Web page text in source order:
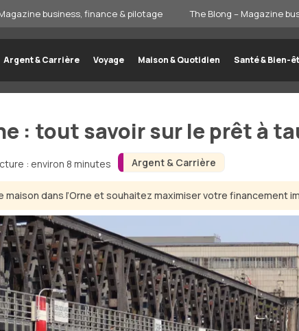
business, finance & pilotage The Blong – Magazine
Argent & Carrière Voyage Maison & Quotidien Santé & Bien-
Argent & Carrière
: tout savoir sur le prêt à
: environ 8 minutes
dans l’Orne et souhaitez maximiser votre financement